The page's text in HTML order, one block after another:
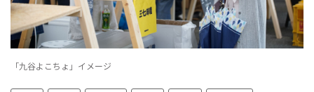
「九谷よこちょ」イメージ